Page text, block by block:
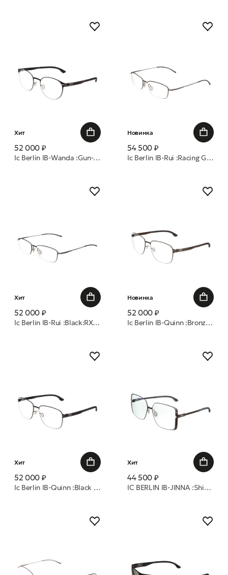
Хит
52 000 ₽
Ic Berlin IB-Wanda :Gun-Metal :Black :RX-Clear :Donnerstag 51 оправа
Новинка
54 500 ₽
Ic Berlin IB-Rui :Racing Green :Bronze Pop/Warm :Grey :RX-Clear :Si 55 оправа
Хит
52 000 ₽
Ic Berlin IB-Rui :Black:RX-Clear:Silk Pure 55 оправа
Новинка
52 000 ₽
Ic Berlin IB-Quinn :Bronze :Warm Grey :RX-Clear :Donnerstag 53 оправа
Хит
52 000 ₽
Ic Berlin IB-Quinn :Black :RX-Clear :Donnerstag 53 оправа
Хит
44 500 ₽
IC BERLIN IB-JINNA :Shiny Graphite/Grey :Photo :Grey :Norderney 59 очки с/з